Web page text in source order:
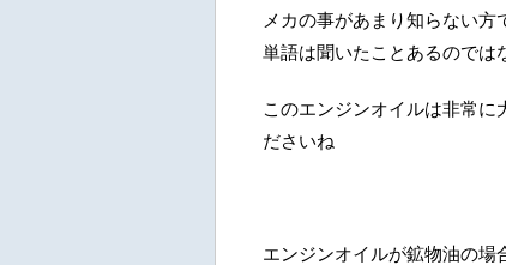
メカの事があまり知らない方
単語は聞いたことあるのでは
このエンジンオイルは非常に
ださいね
エンジンオイルが鉱物油の場